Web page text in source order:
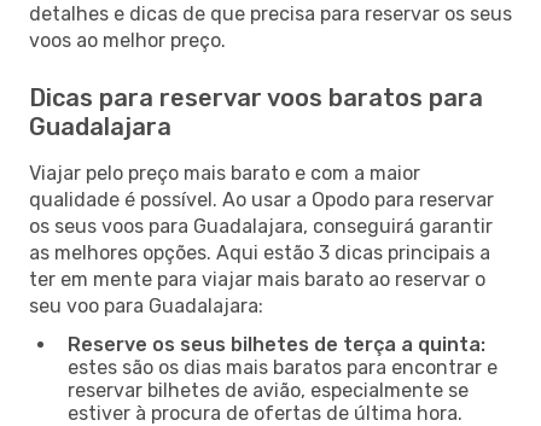
detalhes e dicas de que precisa para reservar os seus
voos ao melhor preço.
Dicas para reservar voos baratos para
Guadalajara
Viajar pelo preço mais barato e com a maior
qualidade é possível. Ao usar a Opodo para reservar
os seus voos para Guadalajara, conseguirá garantir
as melhores opções. Aqui estão 3 dicas principais a
ter em mente para viajar mais barato ao reservar o
seu voo para Guadalajara:
Reserve os seus bilhetes de terça a quinta:
estes são os dias mais baratos para encontrar e
reservar bilhetes de avião, especialmente se
estiver à procura de ofertas de última hora.